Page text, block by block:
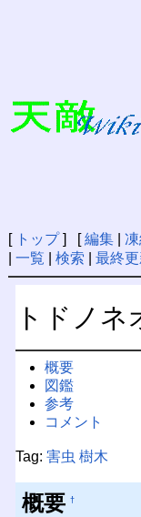
[ トップ] [編集|
一覧 検索 最終
トドノネ
概要
図鑑
参考
コメント
Tag: 害虫 樹木
概要 †